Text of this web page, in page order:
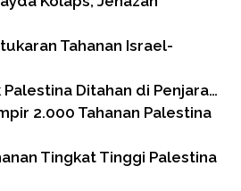
Tahanan Israel-
Ditahan di Penjara…
2.000 Tahanan Palestina
Tingkat Tinggi Palestina